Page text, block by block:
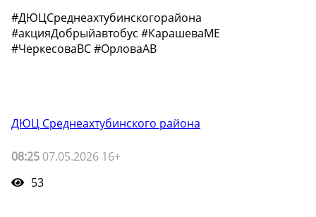
#ДЮЦСреднеахтубинскогорайона
#акцияДобрыйавтобус #КарашеваМЕ
#ЧеркесоваВС #ОрловаАВ
ДЮЦ Среднеахтубинского района
08:25 07.05.2026 16+
53